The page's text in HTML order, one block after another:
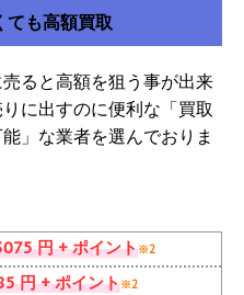
も高額買取
ると高額を狙う事が出来
に出すのに便利な「買取
」な業者を選んでおりま
円 + ポイント※2
円 + ポイント※2